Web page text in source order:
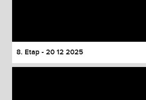
8. Etap - 20 12 2025